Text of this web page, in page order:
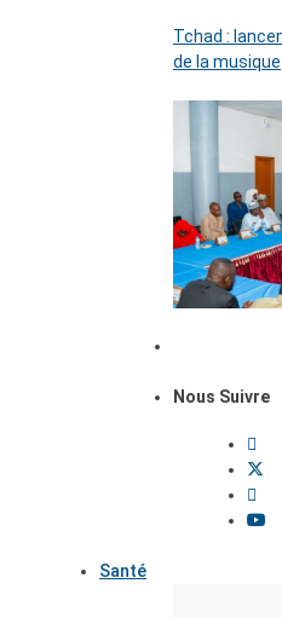
Tchad :
de la musique
Nous Suivre
Santé